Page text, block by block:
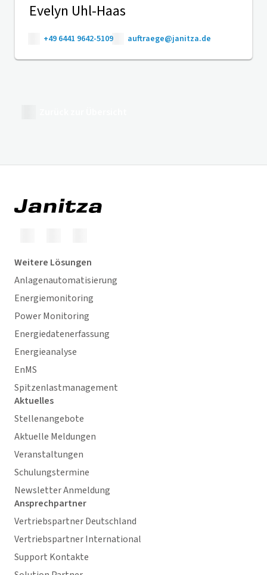
Evelyn Uhl-Haas
+49 6441 9642-5109 auftraege@janitza.de
Weitere Lösungen
Anlagenautomatisierung
Energiemonitoring
Power Monitoring
Energiedatenerfassung
Energieanalyse
EnMS
Spitzenlastmanagement
Aktuelles
Stellenangebote
Aktuelle Meldungen
Veranstaltungen
Schulungstermine
Newsletter Anmeldung
Ansprechpartner
Vertriebspartner Deutschland
Vertriebspartner International
Support Kontakte